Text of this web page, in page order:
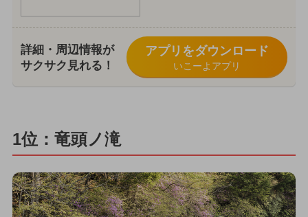
詳細・周辺情報が
サクサク見れる！
アプリをダウンロード
いこーよアプリ
1位：竜頭ノ滝